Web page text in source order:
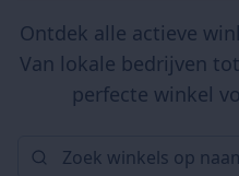
Ontdek alle actieve
Van lokale bedrijven
perfecte winkel